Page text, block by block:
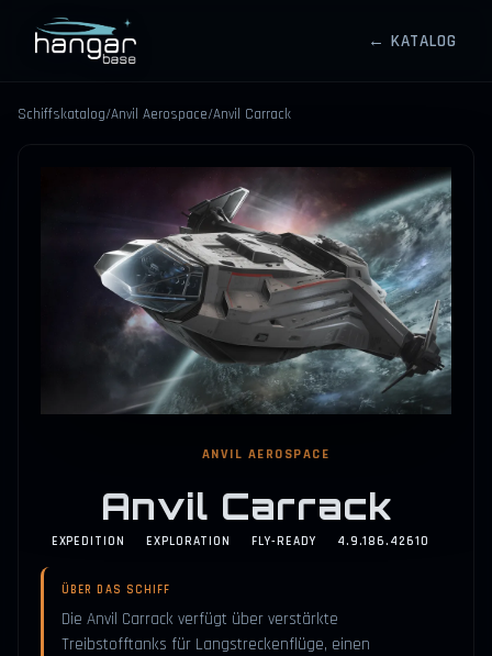
HANGARBASE
← KATALOG
Schiffskatalog/Anvil Aerospace/Anvil Carrack
ANVIL AEROSPACE
Anvil Carrack
EXPEDITION EXPLORATION FLY-READY 4.9.186.42610
ÜBER DAS SCHIFF
Die Anvil Carrack verfügt über verstärkte
Treibstofftanks für Langstreckenflüge, einen
⤢